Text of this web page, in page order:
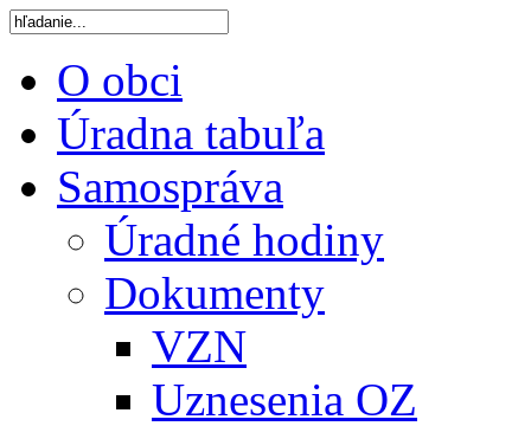
O obci
Úradna tabuľa
Samospráva
Úradné hodiny
Dokumenty
VZN
Uznesenia OZ